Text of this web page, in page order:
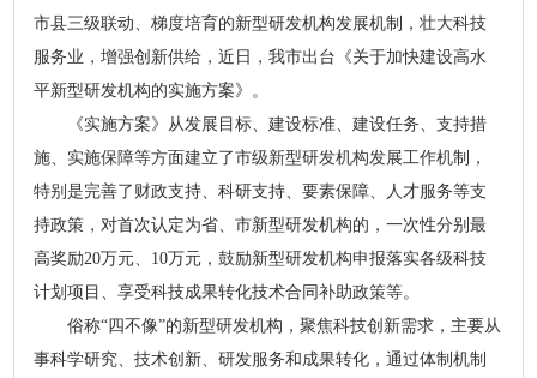
市县三级联动、梯度培育的新型研发机构发展机制，壮大科技
服务业，增强创新供给，近日，我市出台《关于加快建设高水
平新型研发机构的实施方案》。
《实施方案》从发展目标、建设标准、建设任务、支持措
施、实施保障等方面建立了市级新型研发机构发展工作机制，
特别是完善了财政支持、科研支持、要素保障、人才服务等支
持政策，对首次认定为省、市新型研发机构的，一次性分别最
高奖励20万元、10万元，鼓励新型研发机构申报落实各级科技
计划项目、享受科技成果转化技术合同补助政策等。
俗称“四不像”的新型研发机构，聚焦科技创新需求，主要从
事科学研究、技术创新、研发服务和成果转化，通过体制机制